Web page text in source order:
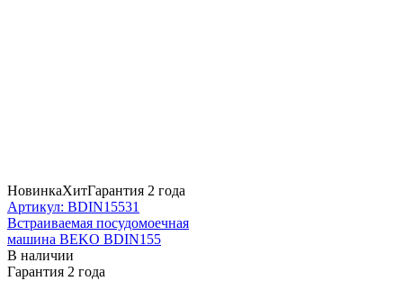
НовинкаХитГарантия 2 года
Артикул: BDIN15531
Встраиваемая посудомоечная
машина BEKO BDIN155
В наличии
Гарантия 2 года